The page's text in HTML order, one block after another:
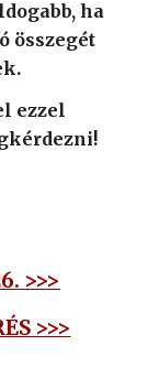
ha
összegét
ezzel
>>>
>>>